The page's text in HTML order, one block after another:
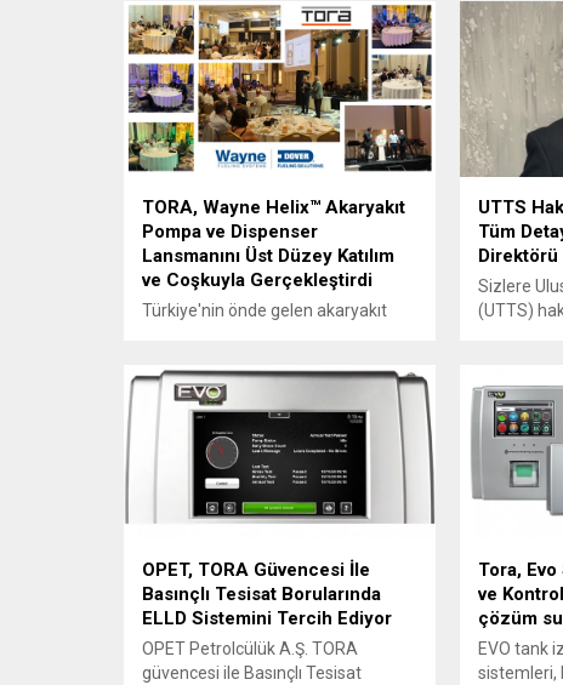
şekilde
desteği
TORA, Wayne Helix™ Akaryakıt
Pompa ve Dispenser
Lansmanını Üst Düzey Katılım
ve Coşkuyla Gerçekleştirdi
Türkiye'nin önde gelen akaryakıt
Dispenser Lansmanı ile oyunun
kurallarını değiştiren bir etkinliğe
imza attı. Üst düzey katılım ve
coşkuyla gerçekleştirilen lansman,
Elite World Grand İstanbul Basın
Ekspres Hotel'de, TORA'nın
akaryakıt bayi ağının katılımıyla
UTTS
Tüm
Direktörü
Sizlere
(UTTS)
genelinde
denetimini
aynı
ortadan
sunuyor.
OPET, TORA Güvencesi İle
Basınçlı Tesisat Borularında
ELLD Sistemini Tercih Ediyor
OPET Petrolcülük A.Ş. TORA
güvencesi ile Basınçlı Tesisat
Tora,
ve
çözüm
EVO tank
sistemleri,